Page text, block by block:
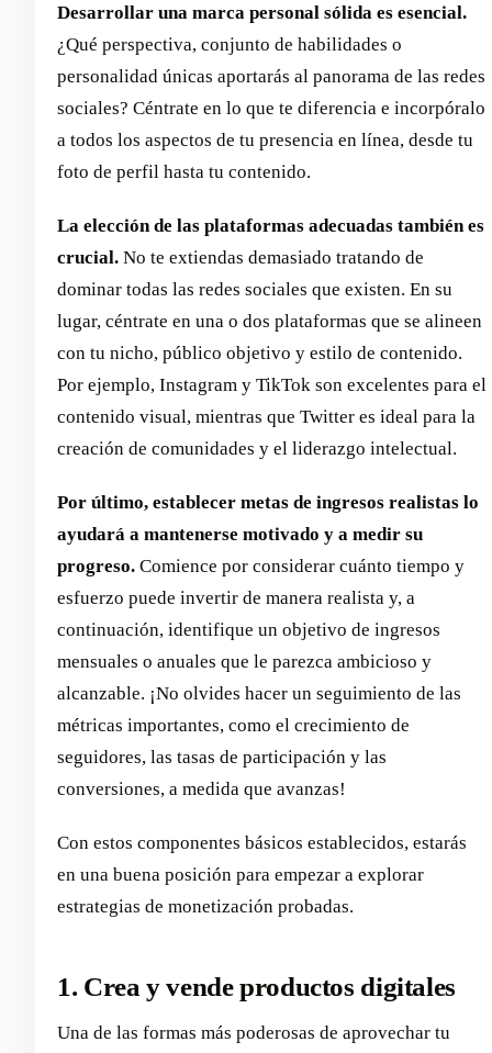
Desarrollar una marca personal sólida es esencial.
¿Qué perspectiva, conjunto de habilidades o
personalidad únicas aportarás al panorama de las redes
sociales? Céntrate en lo que te diferencia e incorpóralo
a todos los aspectos de tu presencia en línea, desde tu
foto de perfil hasta tu contenido.
La elección de las plataformas adecuadas también es
crucial. No te extiendas demasiado tratando de
dominar todas las redes sociales que existen. En su
lugar, céntrate en una o dos plataformas que se alineen
con tu nicho, público objetivo y estilo de contenido.
Por ejemplo, Instagram y TikTok son excelentes para el
contenido visual, mientras que Twitter es ideal para la
creación de comunidades y el liderazgo intelectual.
Por último, establecer metas de ingresos realistas lo
ayudará a mantenerse motivado y a medir su
progreso. Comience por considerar cuánto tiempo y
esfuerzo puede invertir de manera realista y, a
continuación, identifique un objetivo de ingresos
mensuales o anuales que le parezca ambicioso y
alcanzable. ¡No olvides hacer un seguimiento de las
métricas importantes, como el crecimiento de
seguidores, las tasas de participación y las
conversiones, a medida que avanzas!
Con estos componentes básicos establecidos, estarás
en una buena posición para empezar a explorar
estrategias de monetización probadas.
1. Crea y vende productos digitales
Una de las formas más poderosas de aprovechar tu